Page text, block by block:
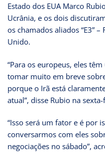
Estado dos EUA Marco
Ucrânia, e os dois
os chamados aliados “E3”
Unido.
“Para os europeus, eles
tomar muito em breve
porque o Irã está
atual”, disse Rubio na
“Isso será um fator e é por
conversarmos com eles
negociações no sábado”,